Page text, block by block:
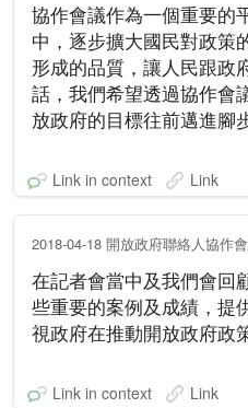
協作會議作為一個重要的
中，逐步擴大國民對政策
形成的品質，讓人民跟政
話，我們希望透過協作會
放政府的目標往前邁進腳步
Link in context Link
2018-04-18 開放政府聯絡人協作
在記者會當中及我們會回
些重要的案例及成績，提
視政府在推動開放政府政
Link in context Link